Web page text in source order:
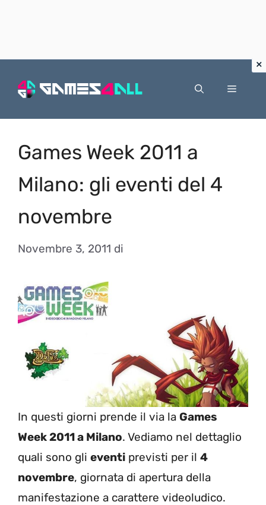
Menu
Games Week 2011 a
Milano: gli eventi del 4
novembre
Novembre 3, 2011 di
In questi giorni prende il via la Games
Week 2011 a Milano. Vediamo nel dettaglio
quali sono gli eventi previsti per il 4
novembre, giornata di apertura della
manifestazione a carattere videoludico.